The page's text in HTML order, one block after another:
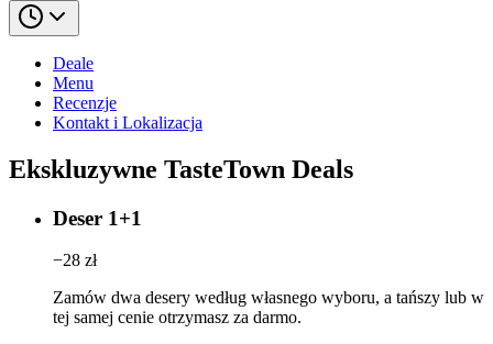
Deale
Menu
Recenzje
Kontakt i Lokalizacja
Ekskluzywne TasteTown Deals
Deser 1+1
−28 zł
Zamów dwa desery według własnego wyboru, a tańszy lub w
tej samej cenie otrzymasz za darmo.